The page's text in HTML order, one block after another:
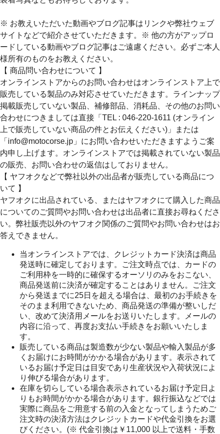
※ お教えいただいた動画やブログ記事はリンクや弊社ウェブ
サイトなどで紹介させていただきます。※ 他の方がアップロ
ードしている動画やブログ記事はご遠慮ください。必ずご本人
様所有のものをお教えください。
【 商品問い合わせについて 】
オンラインストアからのお問い合わせはオンラインストア上で
販売している製品のみ対応させていただきます。ラインナップ
掲載販売していない製品、補修部品、消耗品、その他のお問い
合わせにつきましては直接「TEL : 046-220-1611 (オンライン
上で販売していない商品の件とお伝えください)」または
「info@motocorse.jp」にお問い合わせいただきますようご案
内申し上げます。オンラインストアでは掲載されていない製品
の販売、お問い合わせの返信はしておりません。
【 ヤフオクなどで弊社以外の出品者が販売している商品につ
いて 】
ヤフオクに出品されている、またはヤフオクにて購入した商品
についてのご質問やお問い合わせは出品者に直接お尋ねくださ
い。弊社販売以外のヤフオク関係のご質問やお問い合わせはお
答えできません。
当オンラインストアでは、クレジットカード決済は商品
発送時に確定しております。ご注文時点では、カードの
ご利用枠を一時的に確保するオーソリのみをおこない、
商品発送前に決済が確定することはありません。ご注文
から発送までに25日を超える場合は、最初のお手続きを
そのまま利用できないため、商品発送の準備が整いしだ
い、改めて決済用メールをお送りいたします。メールの
内容に沿って、再度お支払い手続きをお願いいたしま
す。
販売している商品は製造数が少ない製品や輸入製品が多
くお届けにお時間がかかる場合があります。表示されて
いるお届け予定日は目安であり生産状況や入荷状況によ
り伸びる場合があります。
在庫を切らしている場合表示されているお届け予定日よ
りもお時間がかかる場合があります。銀行振込などでは
実際に商品をご用意する前の入金となってしまうためご
注文時の決済方法はクレジットカードや代金引換をお選
びください。(※ 代金引換は￥11,000 以上で送料・手数